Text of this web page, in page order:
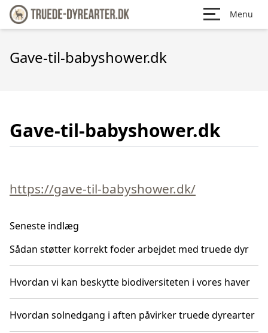
Menu
Gave-til-babyshower.dk
Gave-til-babyshower.dk
https://gave-til-babyshower.dk/
Seneste indlæg
Sådan støtter korrekt foder arbejdet med truede dyr
Hvordan vi kan beskytte biodiversiteten i vores haver
Hvordan solnedgang i aften påvirker truede dyrearter